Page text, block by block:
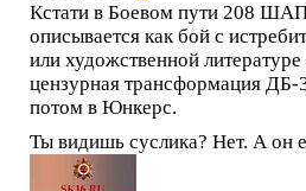
Кстати в Боевом пути 208 ШАП
описывается как бой с
или художственной
цензурная трансформация
потом в Юнкерс.
Ты видишь суслика? Нет. А он